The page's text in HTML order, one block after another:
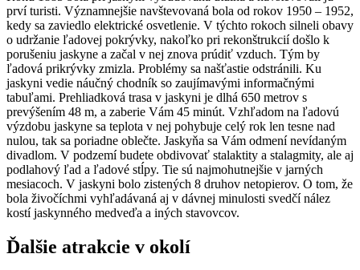
prví turisti. Významnejšie navštevovaná bola od rokov 1950 – 1952,
kedy sa zaviedlo elektrické osvetlenie. V týchto rokoch silneli obavy
o udržanie ľadovej pokrývky, nakoľko pri rekonštrukcií došlo k
porušeniu jaskyne a začal v nej znova prúdiť vzduch. Tým by
ľadová prikrývky zmizla. Problémy sa našťastie odstránili. Ku
jaskyni vedie náučný chodník so zaujímavými informačnými
tabuľami. Prehliadková trasa v jaskyni je dlhá 650 metrov s
prevýšením 48 m, a zaberie Vám 45 minút. Vzhľadom na ľadovú
výzdobu jaskyne sa teplota v nej pohybuje celý rok len tesne nad
nulou, tak sa poriadne oblečte. Jaskyňa sa Vám odmení nevídaným
divadlom. V podzemí budete obdivovať stalaktity a stalagmity, ale aj
podlahový ľad a ľadové stĺpy. Tie sú najmohutnejšie v jarných
mesiacoch. V jaskyni bolo zistených 8 druhov netopierov. O tom, že
bola živočíchmi vyhľadávaná aj v dávnej minulosti svedčí nález
kostí jaskynného medveďa a iných stavovcov.
Ďalšie atrakcie v okolí